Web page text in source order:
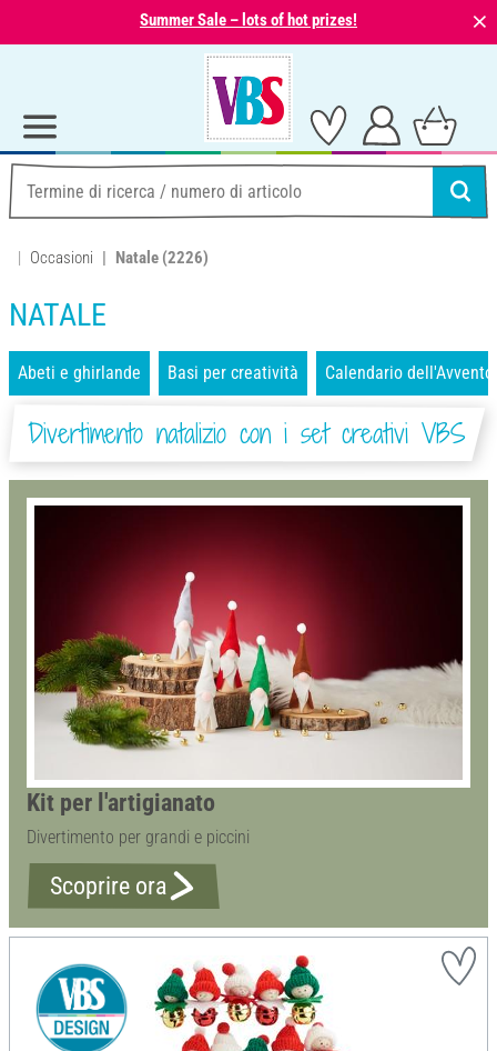
Summer Sale – lots of hot prizes! ⨯
Occasioni Natale (2226)
NATALE
Abeti e ghirlande Basi per creatività Calendario dell'Avvento
Divertimento natalizio con i set creativi VBS
Kit per l'artigianato
Divertimento per grandi e piccini
Scoprire ora